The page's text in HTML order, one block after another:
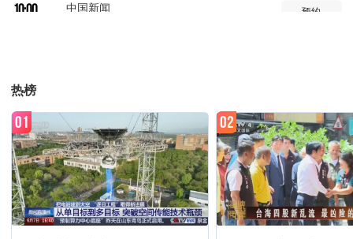
10:00 中国新闻 预约
11:30 预约
12:00 国家记忆-2026-84 预约
12:30 海峡两岸-2026-219 预约
热榜
01 02